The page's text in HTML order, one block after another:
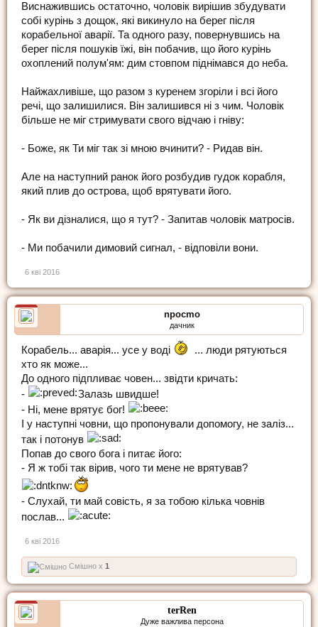
Виснажившись остаточно, чоловік вирішив збудувати
собі курінь з дощок, які викинуло на берег після
корабельної аварії. Та одного разу, повернувшись на
берег після пошуків їжі, він побачив, що його курінь
охоплений полум'ям: дим стовпом піднімався до неба.
Найжахливіше, що разом з куренем згоріли і всі його
речі, що залишилися. Він залишився ні з чим. Чоловік
більше не міг стримувати свого відчаю і гніву:
- Боже, як Ти міг так зі мною вчинити? - Ридав він.
Але на наступний ранок його розбудив гудок корабля,
який плив до острова, щоб врятувати його.
- Як ви дізналися, що я тут? - Запитав чоловік матросів.
- Ми побачили димовий сигнал, - відповіли вони.
6 кві 2016
npocmo
дачник
Корабель... аварія... усе у воді
... люди рятуються
хто як може...
До одного підпливає човен... звідти кричать:
-
Залазь швидше!
- Ні, мене врятує бог!
І у наступні човни, що пропонували допомогу, не заліз...
так і потонув
Попав до свого бога і питає його:
- Я ж тобі так вірив, чого ти мене не врятував?
- Слухай, ти май совість, я за тобою кілька човнів
послав...
6 кві 2016
Смішно x 1
terRen
Дуже важлива персона